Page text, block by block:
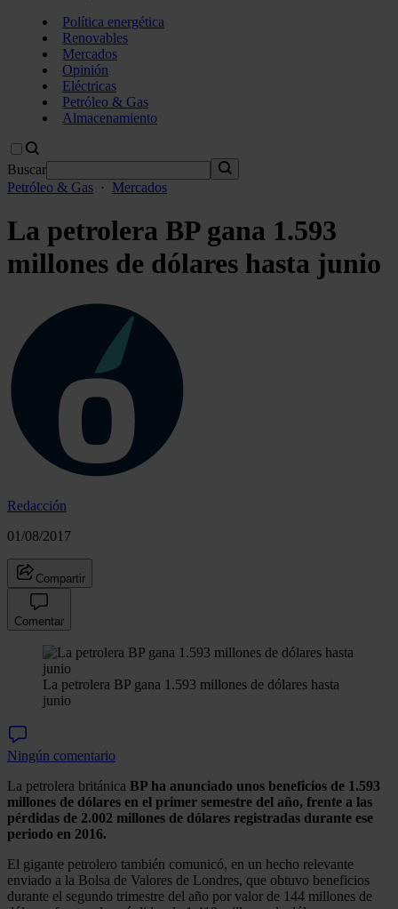
Política energética
Renovables
Mercados
Opinión
Eléctricas
Petróleo & Gas
Almacenamiento
Buscar
Petróleo & Gas · Mercados
La petrolera BP gana 1.593
millones de dólares hasta junio
Redacción
01/08/2017
Compartir
Comentar
La petrolera BP gana 1.593 millones de dólares hasta
junio
Ningún comentario
La petrolera británica BP ha anunciado unos beneficios de 1.593
millones de dólares en el primer semestre del año, frente a las
pérdidas de 2.002 millones de dólares registradas durante ese
periodo en 2016.
El gigante petrolero también comunicó, en un hecho relevante
enviado a la Bolsa de Valores de Londres, que obtuvo beneficios
durante el segundo trimestre del año por valor de 144 millones de